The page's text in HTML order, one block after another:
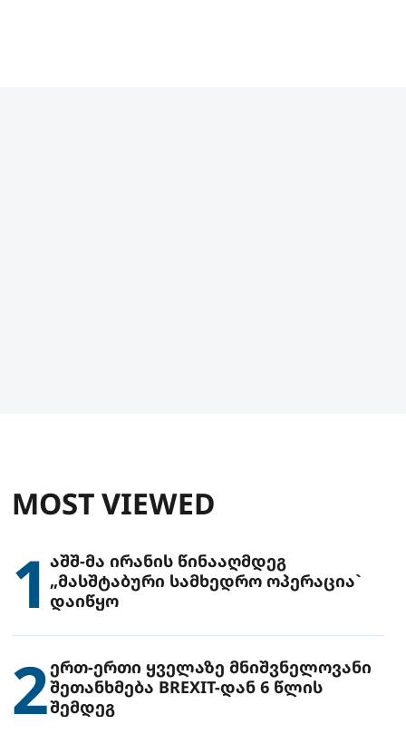
MOST VIEWED
1აშშ-მა ირანის წინააღმდეგ
„მასშტაბური სამხედრო ოპერაცია`
დაიწყო
2ერთ-ერთი ყველაზე მნიშვნელოვანი
შეთანხმება BREXIT-დან 6 წლის
შემდეგ